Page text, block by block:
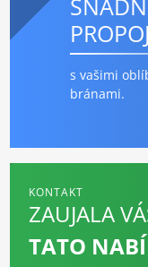
s vašimi
bránami.
KONTAKT
ZAUJALA
TATO